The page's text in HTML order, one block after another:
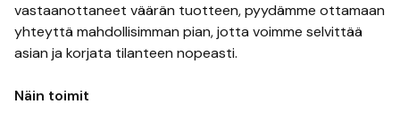
vastaanottaneet väärän tuotteen, pyydämme ottamaan
yhteyttä mahdollisimman pian, jotta voimme selvittää
asian ja korjata tilanteen nopeasti.
Näin toimit